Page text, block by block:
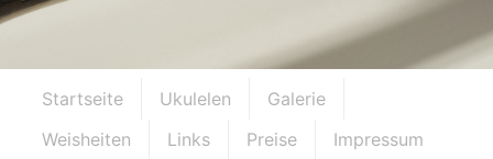
Startseite Ukulelen
Galerie
Weisheiten
Links Preise
Impressum